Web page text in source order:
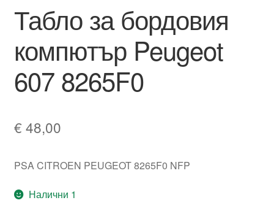
Транспорт
Табло за бордовия
компютър Peugeot
607 8265F0
€ 48,00
PSA CITROEN PEUGEOT 8265F0 NFP
Налични 1